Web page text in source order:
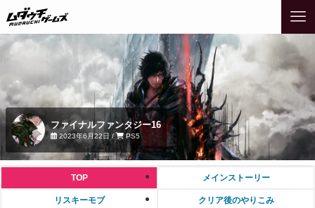
ファイナルファンタジー16
2023年6月22日 / PS5
TOP メインストーリー
リスキーモブ クリア後のやりこみ